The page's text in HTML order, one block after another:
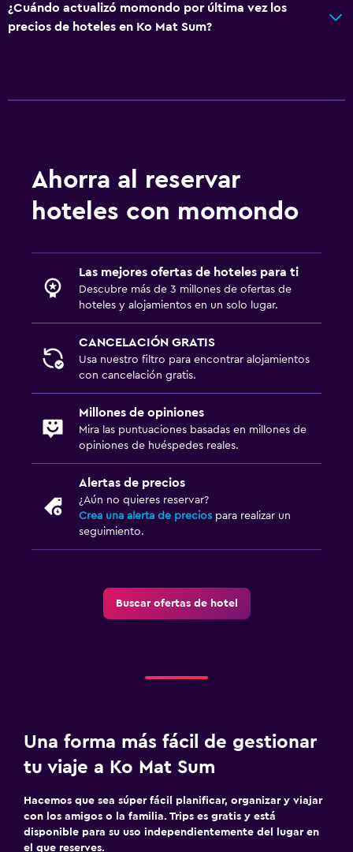
¿Cuándo actualizó momondo por última vez los
precios de hoteles en Ko Mat Sum?
Ahorra al reservar
hoteles con momondo
Las mejores ofertas de hoteles para ti
Descubre más de 3 millones de ofertas de
hoteles y alojamientos en un solo lugar.
CANCELACIÓN GRATIS
Usa nuestro filtro para encontrar alojamientos
con cancelación gratis.
Millones de opiniones
Mira las puntuaciones basadas en millones de
opiniones de huéspedes reales.
Alertas de precios
¿Aún no quieres reservar?
Crea una alerta de precios para realizar un
seguimiento.
Buscar ofertas de hotel
Una forma más fácil de gestionar
tu viaje a Ko Mat Sum
Hacemos que sea súper fácil planificar, organizar y viajar
con los amigos o la familia. Trips es gratis y está
disponible para su uso independientemente del lugar en
el que reserves.